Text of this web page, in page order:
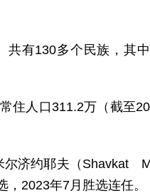
共有130多个民族，其
住人口311.2万（截至
尔济约耶夫（
2023年7月胜选连任。